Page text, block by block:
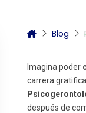
Blog
Imagina poder
carrera
después de